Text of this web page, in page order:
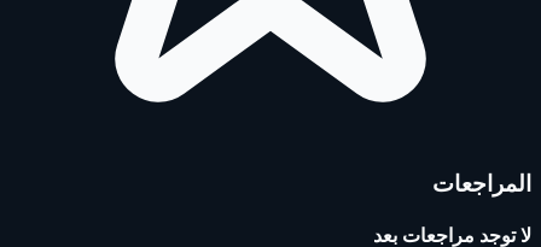
المراجعات
لا توجد مراجعات بعد